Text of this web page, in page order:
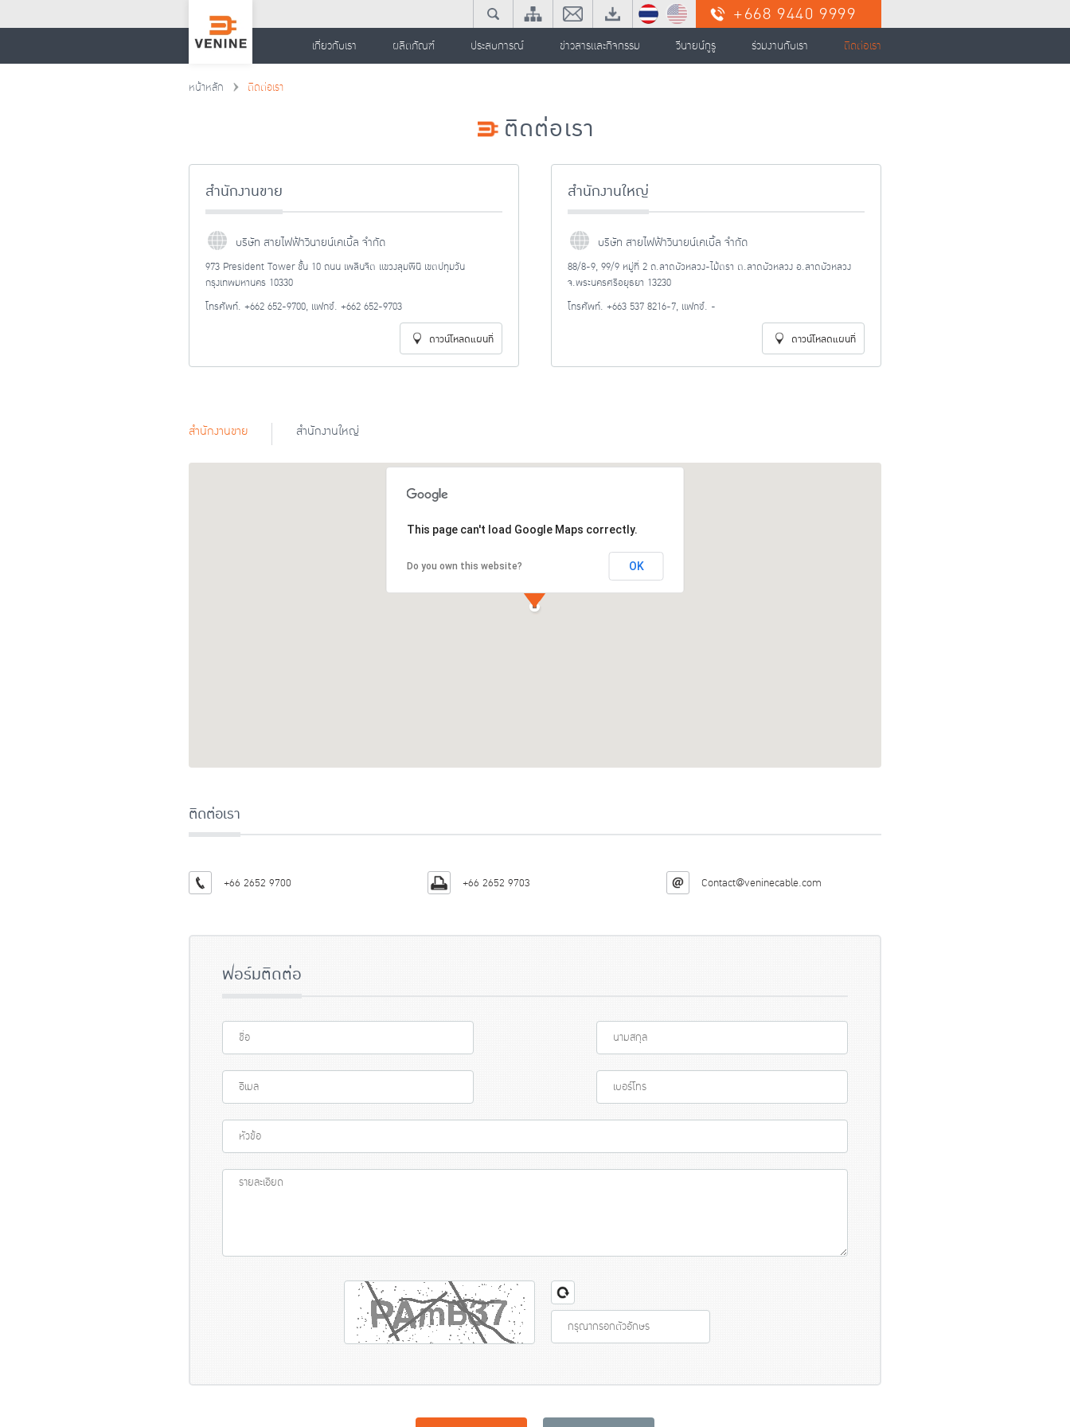
หน้าหลัก ติดต่อเรา
ติดต่อเรา
สำนักงานขาย
บริษัท สายไฟฟ้าวีนายน์เคเบิ้ล จำกัด
973 President Tower ชั้น 10 ถนน เพลินจิต แขวงลุมพินี เขตปทุมวัน
กรุงเทพมหานคร 10330
โทรศัพท์. +662 652-9700, แฟกซ์. +662 652-9703
ดาวน์โหลดแผนที่
สำนักงานใหญ่
บริษัท สายไฟฟ้าวีนายน์เคเบิ้ล จำกัด
88/8-9, 99/9 หมู่ที่ 2 ถ.ลาดบัวหลวง-ไม้ตรา ต.ลาดบัวหลวง อ.ลาดบัวหลวง
จ.พระนครศรีอยุธยา 13230
โทรศัพท์. +663 537 8216-7, แฟกซ์. -
ดาวน์โหลดแผนที่
สำนักงานขาย สำนักงานใหญ่
This page can't load Google Maps correctly.
Do you own this website? OK
ติดต่อเรา
+66 2652 9700 +66 2652 9703 Contact@veninecable.com
ฟอร์มติดต่อ
+668 9440 9999
เกี่ยวกับเรา ผลิตภัณฑ์ ประสบการณ์ ข่าวสารและกิจกรรม วีนายน์กูรู ร่วมงานกับเรา ติดต่อเรา